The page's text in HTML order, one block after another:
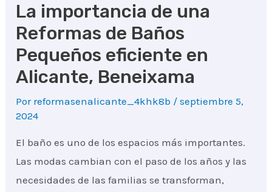
La importancia de una
Reformas de Baños
Pequeños eficiente en
Alicante, Beneixama
Por reformasenalicante_4khk8b /septiembre 5,
2024
El baño es uno de los espacios más importantes.
Las modas cambian con el paso de los años y las
necesidades de las familias se transforman,